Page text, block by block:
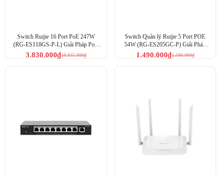
Switch Ruijie 16 Port PoE 247W
(RG-ES118GS-P-L) Giải Pháp PoE
Cho Camera & Wifi
10.935.000₫
3.830.000₫
Switch Quản lý Ruijie 5 Port POE
54W (RG-ES205GC-P) Giải Pháp
Mạng Thông Minh
1.590.000₫
1.490.000₫